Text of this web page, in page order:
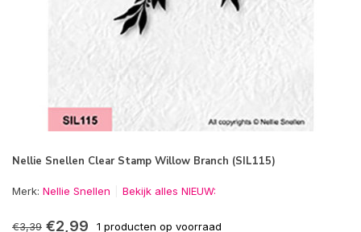
Nellie Snellen Clear Stamp Willow Branch (SIL115)
Merk: Nellie Snellen Bekijk alles NIEUW:
€3,39 €2,99 1 producten op voorraad